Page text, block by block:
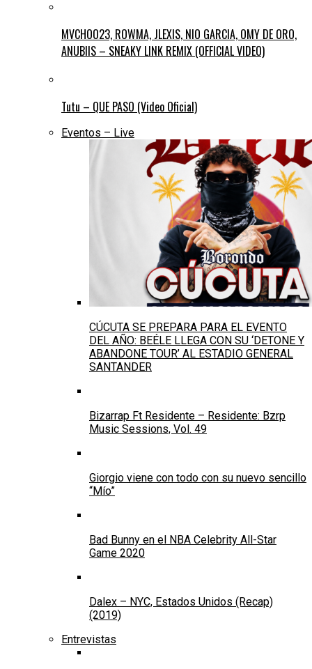
MVCHOO23, ROWMA, JLEXIS, NIO GARCIA, OMY DE ORO,
ANUBIIS – SNEAKY LINK REMIX (OFFICIAL VIDEO)
Tutu – QUE PASO (Video Oficial)
Eventos – Live
CÚCUTA SE PREPARA PARA EL EVENTO
DEL AÑO: BEÉLE LLEGA CON SU ‘DETONE Y
ABANDONE TOUR’ AL ESTADIO GENERAL
SANTANDER
Bizarrap Ft Residente – Residente: Bzrp
Music Sessions, Vol. 49
Giorgio viene con todo con su nuevo sencillo
“Mío”
Bad Bunny en el NBA Celebrity All-Star
Game 2020
Dalex – NYC, Estados Unidos (Recap)
(2019)
Entrevistas